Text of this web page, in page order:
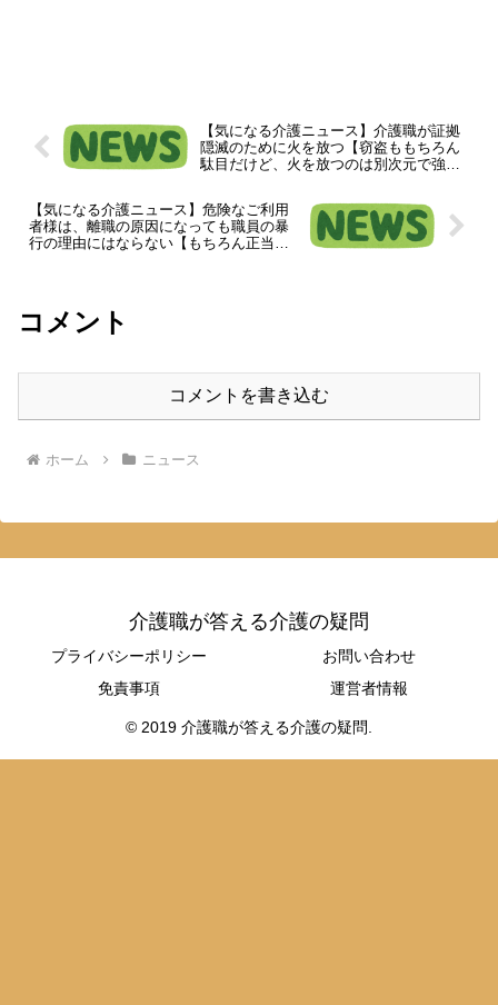
【気になる介護ニュース】介護職が証拠
隠滅のために火を放つ【窃盗ももちろん
駄目だけど、火を放つのは別次元で強す
【気になる介護ニュース】危険なご利用
者様は、離職の原因になっても職員の暴
行の理由にはならない【もちろん正当防
コメント
コメントを書き込む
ホーム ニュース
介護職が答える介護の疑問
プライバシーポリシー
お問い合わせ
免責事項
運営者情報
© 2019 介護職が答える介護の疑問.